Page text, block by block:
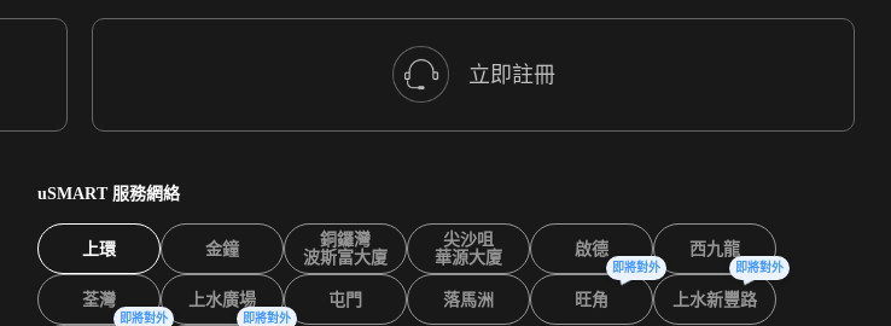
立即註冊
uSMART 服務網絡
上環 金鐘
銅鑼灣
波斯富大廈
尖沙咀
華源大廈
啟德 西九龍
荃灣 上水廣場 屯門 落馬洲 旺角
即將對外
上水新豐路
即將對外
即將對外 即將對外